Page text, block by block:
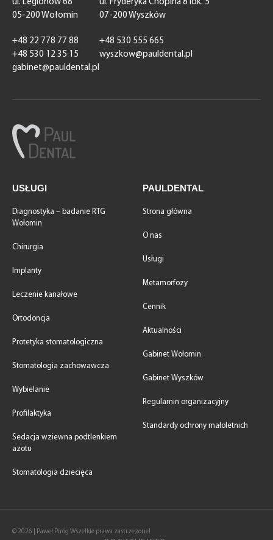
ul. Legionów 68
05-200 Wołomin
+48 22 778 77 88
+48 530 12 35 15
gabinet@pauldental.pl
ul. Fryderyka Chopina 8 lok. 5
07-200 Wyszków
+48 530 555 665
wyszkow@pauldental.pl
USŁUGI
Diagnostyka – badanie RTG
Wołomin
Chirurgia
Implanty
Leczenie kanałowe
Ortodoncja
Protetyka stomatologiczna
Stomatologia zachowawcza
Wybielanie
Profilaktyka
Sedacja wziewna podtlenkiem
azotu
Stomatologia dziecięca
PAULDENTAL
Strona główna
O nas
Usługi
Metamorfozy
Cennik
Aktualności
Gabinet Wołomin
Gabinet Wyszków
Regulamin organizacyjny
Standardy ochrony małoletnich
© 2026 | Paweł Piróg Wszelkie prawa zastrzeżone!